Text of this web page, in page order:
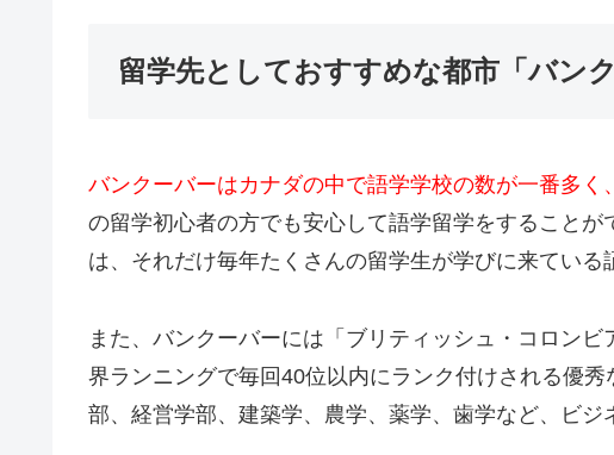
留学先としておすすめな都市「バンク
バンクーバーはカナダの中で語学学校の数が一番多く
の留学初心者の方でも安心して語学留学をすること
は、それだけ毎年たくさんの留学生が学びに来ている
また、バンクーバーには「ブリティッシュ・コロン
界ランニングで毎回40位以内にランク付けされる優
部、経営学部、建築学、農学、薬学、歯学など、ビジ